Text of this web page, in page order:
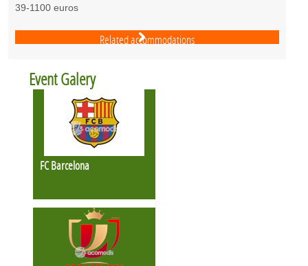
39-1100 euros
Related accommodations
Event Galery
FC Barcelona